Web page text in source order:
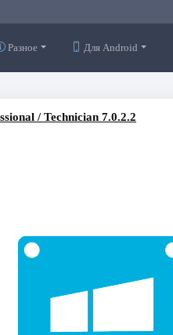
Разное Для Android
/ Technician 7.0.2.2